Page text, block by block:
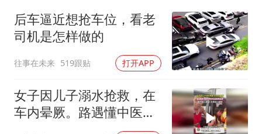
建筑工人不慎坠落身体被3根钢筋刺穿
立秋养生千万避开六大误区
夯实基础开新局
后车逼近想抢车位，看老
司机是怎样做的
往事在未来 519跟贴 打开APP
女子因儿子溺水抢救，在
车内晕厥。路遇懂中医的
大爷拍胳膊施救，为大爷